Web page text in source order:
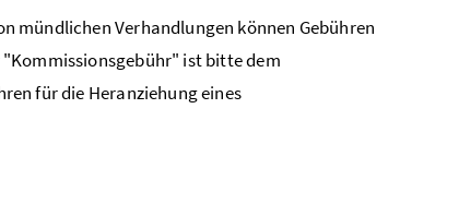
mündlichen Verhandlungen können Gebühren
"Kommissionsgebühr" ist bitte dem
für die Heranziehung eines